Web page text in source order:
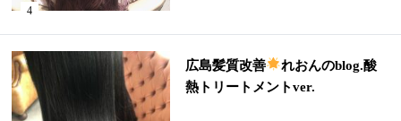
広島髪質改善
れおんのblog.酸
熱トリートメントver.